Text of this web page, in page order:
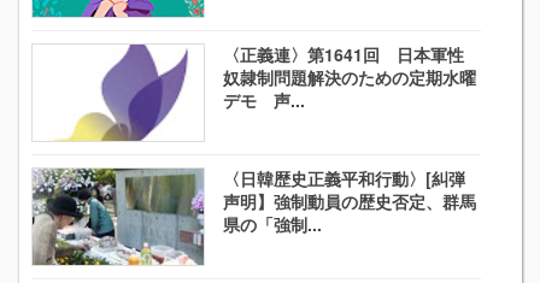
〈正義連〉第1641回 日本軍性
奴隷制問題解決のための定期水曜
デモ 声...
〈日韓歴史正義平和行動〉[糾弾
声明】強制動員の歴史否定、群馬
県の「強制...